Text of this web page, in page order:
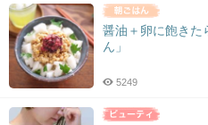
醤油＋卵に飽きた
ん」
5249